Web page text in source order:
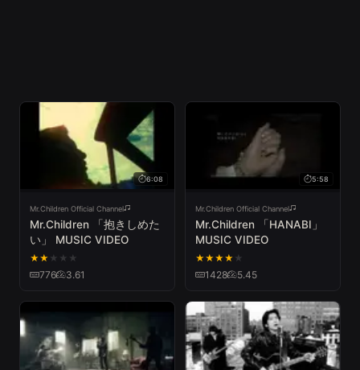
6:08
Mr.Children Official Channel
Mr.Children 「抱きしめた
い」 MUSIC VIDEO
★★ ★ ★ ★
776 3.61
5:58
Mr.Children Official Channel
Mr.Children 「HANABI」
MUSIC VIDEO
★★★★ ★
1428 5.45